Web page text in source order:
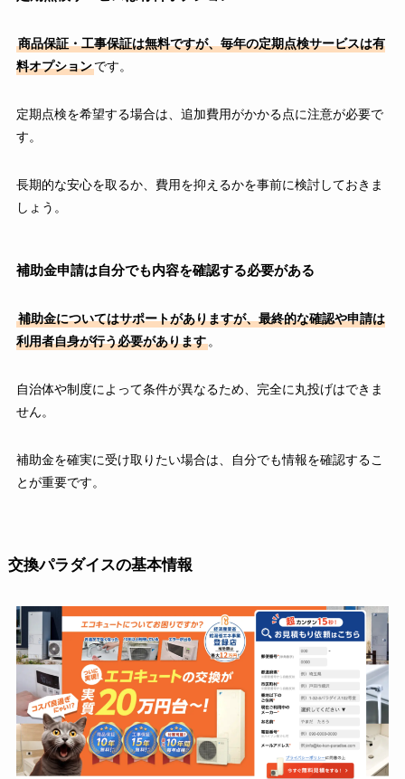
商品保証・工事保証は無料ですが、毎年の定期点検サービスは有
料オプションです。
定期点検を希望する場合は、追加費用がかかる点に注意が必要で
す。
長期的な安心を取るか、費用を抑えるかを事前に検討しておきま
しょう。
補助金申請は自分でも内容を確認する必要がある
補助金についてはサポートがありますが、最終的な確認や申請は
利用者自身が行う必要があります。
自治体や制度によって条件が異なるため、完全に丸投げはできま
せん。
補助金を確実に受け取りたい場合は、自分でも情報を確認するこ
とが重要です。
交換パラダイスの基本情報